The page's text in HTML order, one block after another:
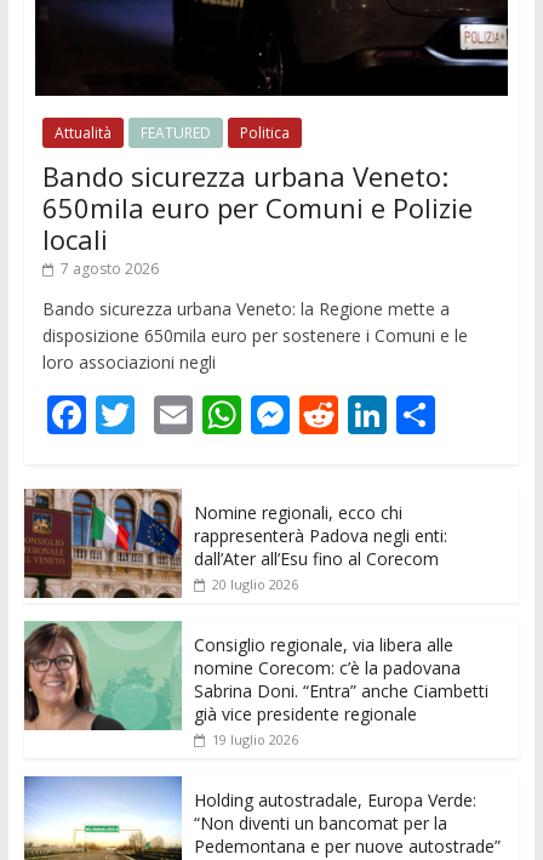
Attualità FEATURED Politica
Bando sicurezza urbana Veneto:
650mila euro per Comuni e Polizie
locali
7 agosto 2026
Bando sicurezza urbana Veneto: la Regione mette a
disposizione 650mila euro per sostenere i Comuni e le
loro associazioni negli
F
e
b
o
o
k
T
itt
er
E
l
W
s
A
p
p
M
ss
e
n
er
R
di
t
Li
k
e
dI
C
di
vi
Nomine regionali, ecco chi
rappresenterà Padova negli enti:
dall’Ater all’Esu fino al Corecom
20 luglio 2026
Consiglio regionale, via libera alle
nomine Corecom: c’è la padovana
Sabrina Doni. “Entra” anche Ciambetti
già vice presidente regionale
19 luglio 2026
Holding autostradale, Europa Verde:
“Non diventi un bancomat per la
Pedemontana e per nuove autostrade”